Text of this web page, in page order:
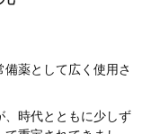
薬として広く使用さ
、時代とともに少しず